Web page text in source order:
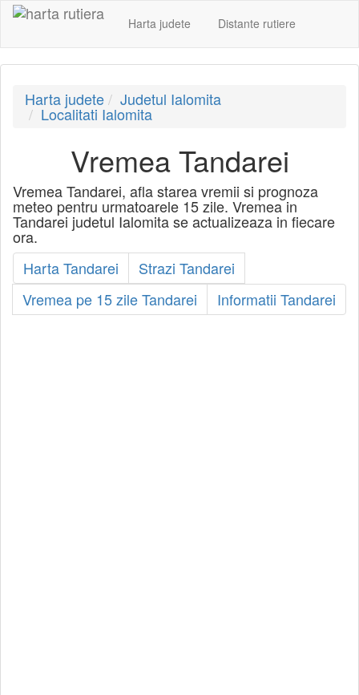
Harta judete Distante rutiere
Harta judete Judetul Ialomita
Localitati Ialomita
Vremea Tandarei
Vremea Tandarei, afla starea vremii si prognoza
meteo pentru urmatoarele 15 zile. Vremea in
Tandarei judetul Ialomita se actualizeaza in fiecare
ora.
Harta Tandarei
Strazi Tandarei
Vremea pe 15 zile Tandarei
Informatii Tandarei